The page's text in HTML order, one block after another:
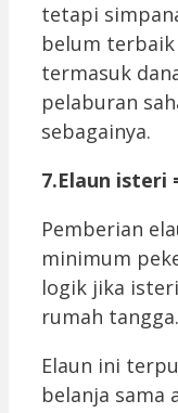
tetapi
belum
termasuk
pelaburan
sebagainya.
7.Elaun isteri
Pemberian
minimum
logik jika
rumah tangga.
Elaun ini
belanja sama